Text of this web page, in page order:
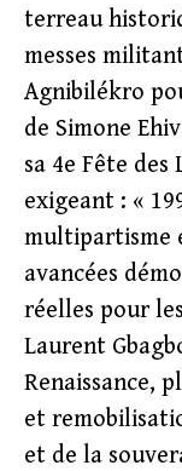
terreau
messes
Agnibilékro
de Simone
sa 4e Fête
exigeant : «
multipartisme
avancées
réelles pour
Laurent
Renaissance,
et
et de la